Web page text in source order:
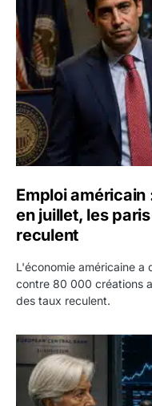
Emploi
en juillet, les
reculent
L'économie américaine
contre 80 000 créations
des taux reculent.
Yen : Washington a